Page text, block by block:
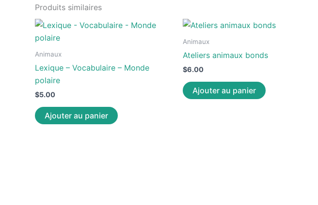
Produits similaires
Animaux
Lexique – Vocabulaire – Monde
polaire
$5.00
Ajouter au panier
Animaux
Ateliers animaux bonds
$6.00
Ajouter au panier